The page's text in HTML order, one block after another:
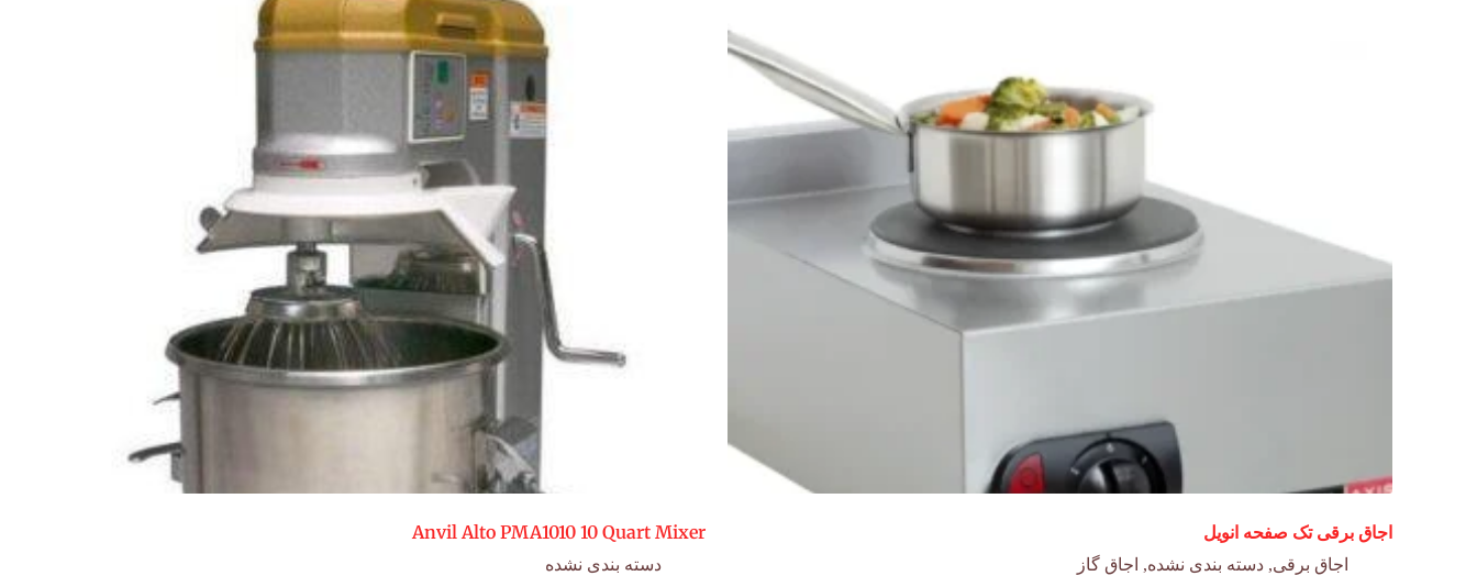
اجاق برقی تک صفحه انویل
اجاق برقی, دسته بندی نشده, اجاق گاز
Anvil Alto PMA1010 10 Quart Mixer
دسته بندی نشده